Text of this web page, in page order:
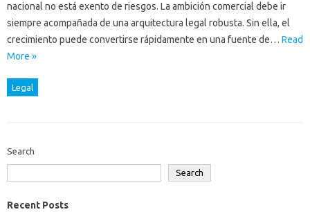
nacional no está exento de riesgos. La ambición comercial debe ir
siempre acompañada de una arquitectura legal robusta. Sin ella, el
crecimiento puede convertirse rápidamente en una fuente de… Read
More »
Legal
Search
Search
Recent Posts